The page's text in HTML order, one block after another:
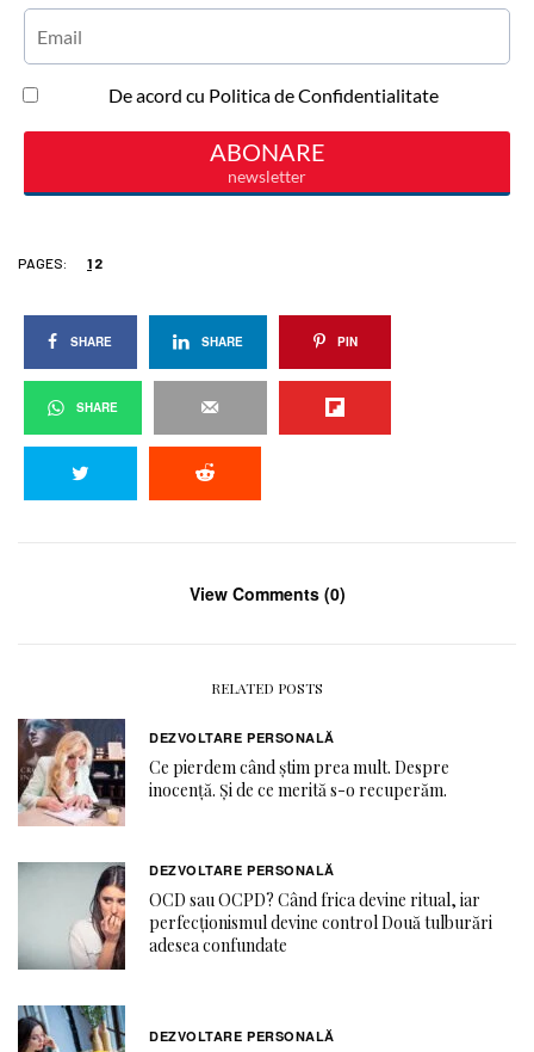
PAGES: 1 2
SHARE SHARE PIN
SHARE
View Comments (0)
RELATED POSTS
DEZVOLTARE PERSONALĂ
Ce pierdem când știm prea mult. Despre
inocență. Și de ce merită s-o recuperăm.
DEZVOLTARE PERSONALĂ
OCD sau OCPD? Când frica devine ritual, iar
perfecționismul devine control Două tulburări
adesea confundate
DEZVOLTARE PERSONALĂ